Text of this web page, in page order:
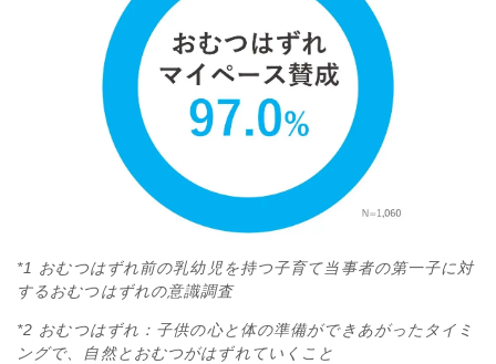
*1 おむつはずれ前の乳幼児を持つ子育て当事者の第一子に対
するおむつはずれの意識調査
*2 おむつはずれ：子供の心と体の準備ができあがったタイミ
ングで、自然とおむつがはずれていくこと